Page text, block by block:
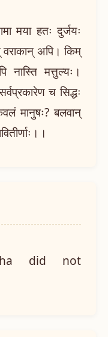
मया हतः दुर्जयः
अपि। किम्
नास्ति मत्तुल्यः।
च सिद्धः
मानुषः? बलवान्
did not